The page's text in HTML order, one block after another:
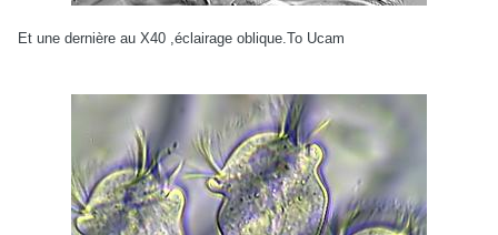
Et une dernière au X40 ,éclairage oblique.To Ucam